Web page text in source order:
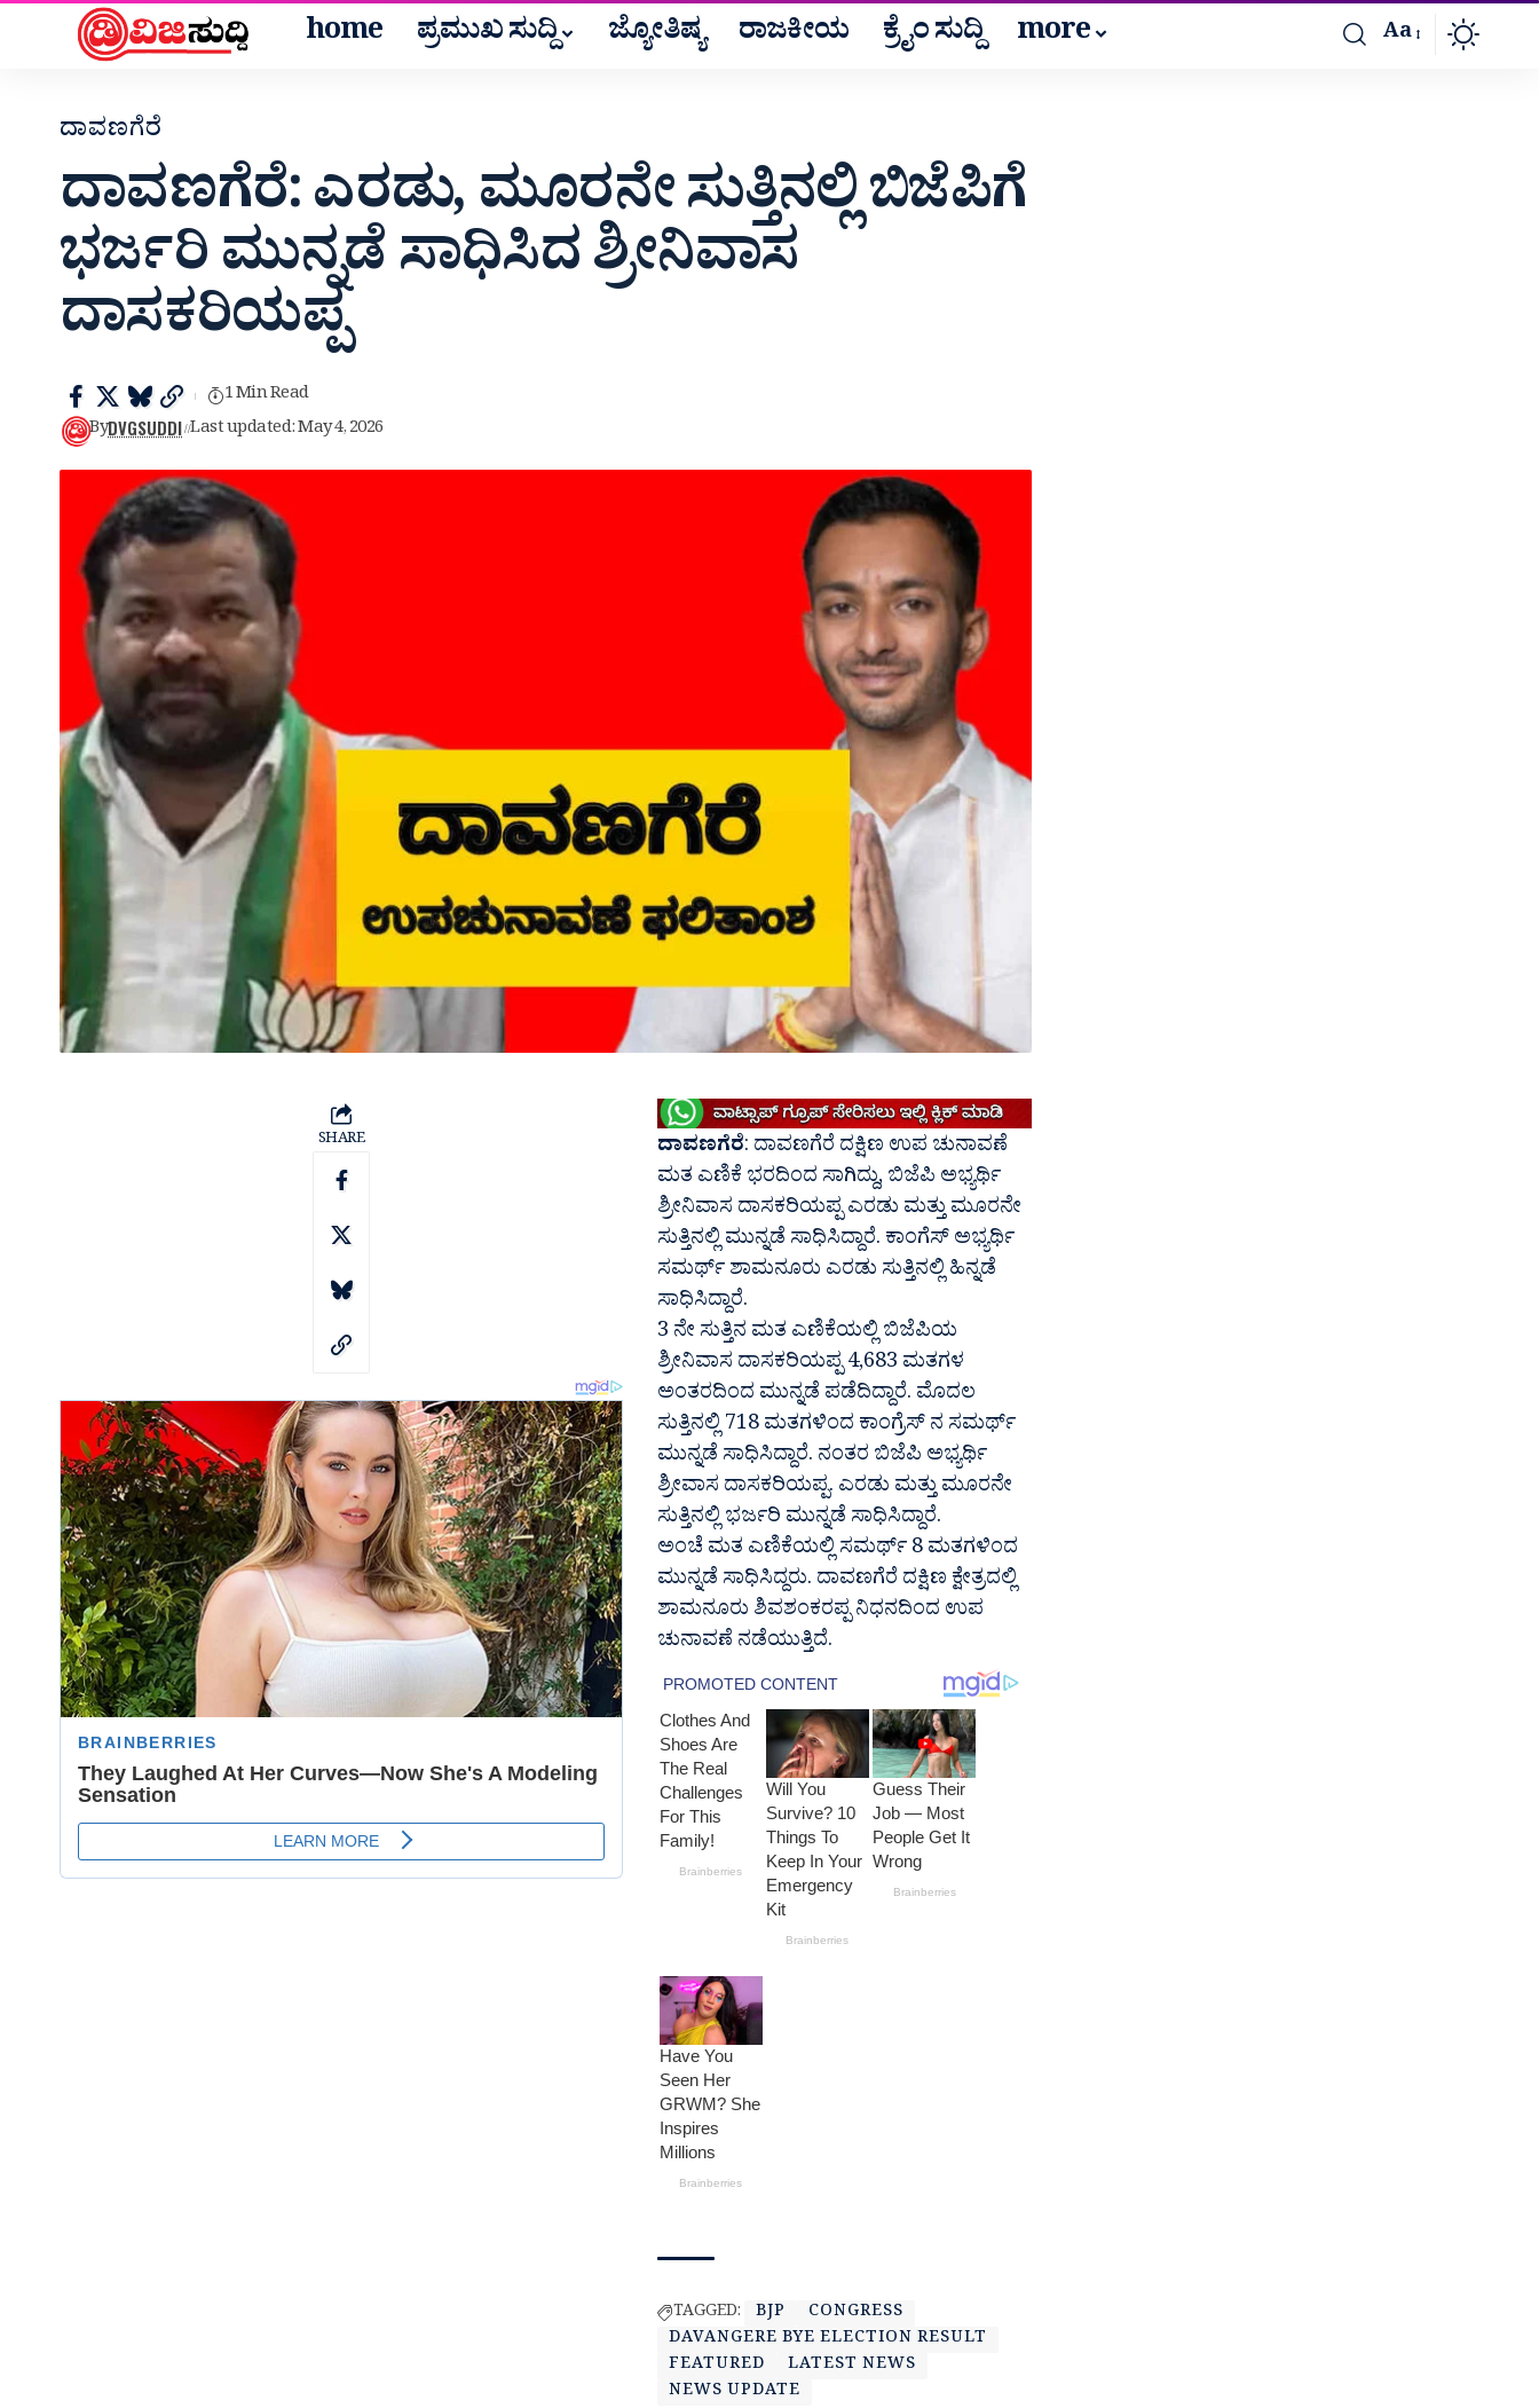
home ಪ್ರಮುಖ ಸುದ್ದಿ ಜ್ಯೋತಿಷ್ಯ ರಾಜಕೀಯ ಕ್ರೈಂ ಸುದ್ದಿ more Aa
ದಾವಣಗೆರೆ
ದಾವಣಗೆರೆ: ಎರಡು, ಮೂರನೇ ಸುತ್ತಿನಲ್ಲಿ ಬಿಜೆಪಿಗೆ
ಭರ್ಜರಿ ಮುನ್ನಡೆ ಸಾಧಿಸಿದ ಶ್ರೀನಿವಾಸ
ದಾಸಕರಿಯಪ್ಪ
ByDVGSUDDI Last updated: May 4, 2026
1 Min Read
SHARE ದಾವಣಗೆರೆ: ದಾವಣಗೆರೆ ದಕ್ಷಿಣ ಉಪ ಚುನಾವಣೆ
ಮತ ಎಣಿಕೆ ಭರದಿಂದ ಸಾಗಿದ್ದು, ಬಿಜೆಪಿ ಅಭ್ಯರ್ಥಿ
ಶ್ರೀನಿವಾಸ ದಾಸಕರಿಯಪ್ಪ ಎರಡು ಮತ್ತು ಮೂರನೇ
ಸುತ್ತಿನಲ್ಲಿ ಮುನ್ನಡೆ ಸಾಧಿಸಿದ್ದಾರೆ. ಕಾಂಗೆಸ್ ಅಭ್ಯರ್ಥಿ
ಸಮರ್ಥ್ ಶಾಮನೂರು ಎರಡು ಸುತ್ತಿನಲ್ಲಿ ಹಿನ್ನಡೆ
ಸಾಧಿಸಿದ್ದಾರೆ.
3 ನೇ ಸುತ್ತಿನ ಮತ ಎಣಿಕೆಯಲ್ಲಿ ಬಿಜೆಪಿಯ
ಶ್ರೀನಿವಾಸ ದಾಸಕರಿಯಪ್ಪ 4,683‌ ಮತಗಳ
ಅಂತರದಿಂದ ಮುನ್ನಡೆ ಪಡೆದಿದ್ದಾರೆ. ಮೊದಲ
ಸುತ್ತಿನಲ್ಲಿ 718 ಮತಗಳಿಂದ ಕಾಂಗ್ರೆಸ್ ನ‌ ಸಮರ್ಥ್
ಮುನ್ನಡೆ ಸಾಧಿಸಿದ್ದಾರೆ. ನಂತರ ಬಿಜೆಪಿ ಅಭ್ಯರ್ಥಿ
ಶ್ರೀವಾಸ ದಾಸಕರಿಯಪ್ಪ. ಎರಡು ಮತ್ತು ಮೂರನೇ
ಸುತ್ತಿನಲ್ಲಿ ಭರ್ಜರಿ ಮುನ್ನಡೆ ಸಾಧಿಸಿದ್ದಾರೆ.
ಅಂಚೆ‌ ಮತ ಎಣಿಕೆಯಲ್ಲಿ ಸಮರ್ಥ್ 8 ಮತಗಳಿಂದ
ಮುನ್ನಡೆ ಸಾಧಿಸಿದ್ದರು. ದಾವಣಗೆರೆ ದಕ್ಷಿಣ ಕ್ಷೇತ್ರದಲ್ಲಿ
ಶಾಮನೂರು ಶಿವಶಂಕರಪ್ಪ ನಿಧನದಿಂದ ಉಪ
ಚುನಾವಣೆ ನಡೆಯುತ್ತಿದೆ.
TAGGED: BJP
CONGRESS
DAVANGERE BYE ELECTION RESULT
FEATURED
LATEST NEWS
NEWS UPDATE